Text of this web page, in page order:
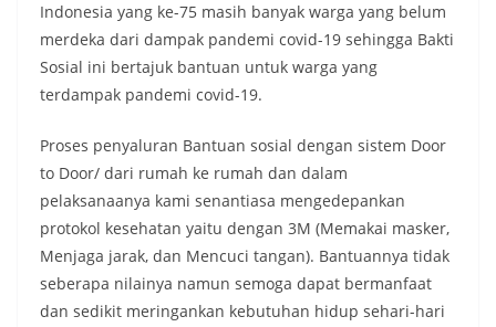
Indonesia yang ke-75 masih banyak warga yang belum
merdeka dari dampak pandemi covid-19 sehingga Bakti
Sosial ini bertajuk bantuan untuk warga yang
terdampak pandemi covid-19.
Proses penyaluran Bantuan sosial dengan sistem Door
to Door/ dari rumah ke rumah dan dalam
pelaksanaanya kami senantiasa mengedepankan
protokol kesehatan yaitu dengan 3M (Memakai masker,
Menjaga jarak, dan Mencuci tangan). Bantuannya tidak
seberapa nilainya namun semoga dapat bermanfaat
dan sedikit meringankan kebutuhan hidup sehari-hari